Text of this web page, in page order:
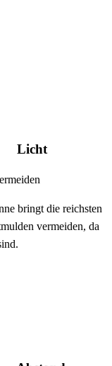
Licht
bringt die reichsten
vermeiden, da